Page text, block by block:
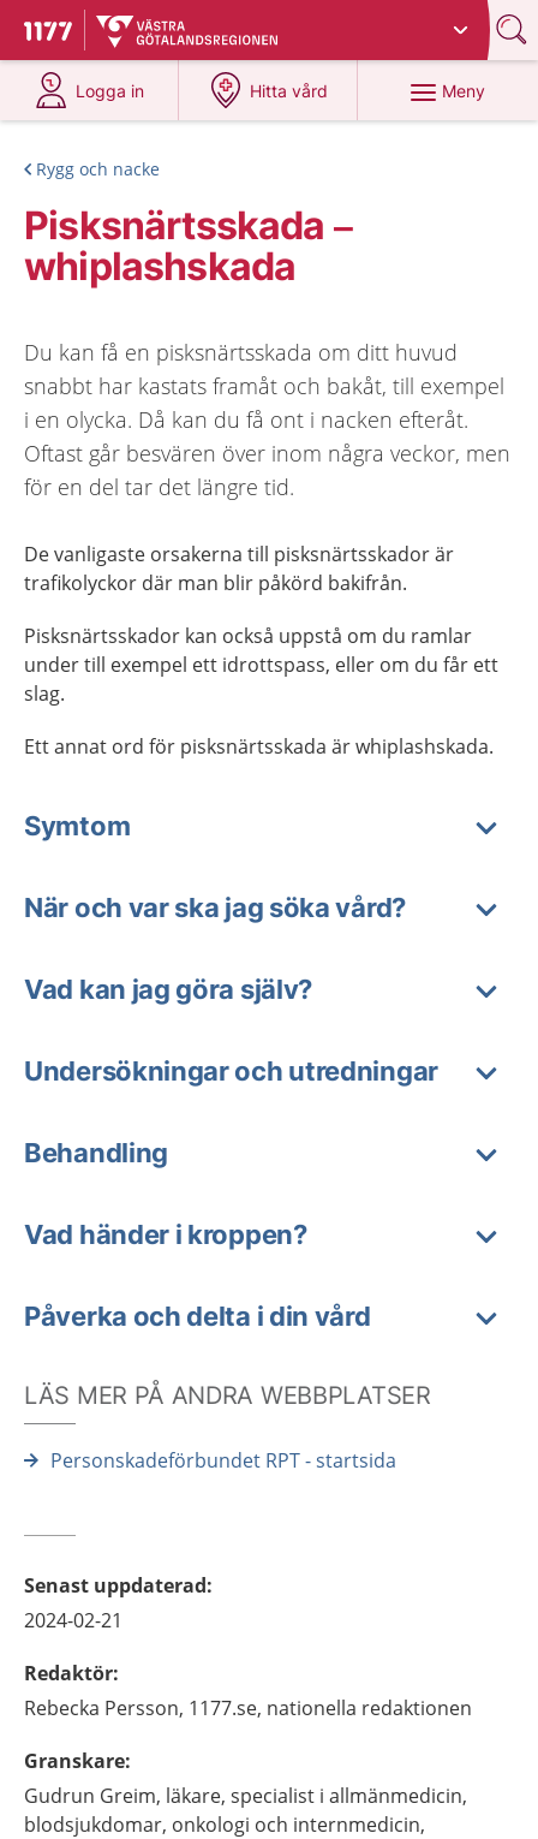
Till startsidan för 1177
Du har valt region
Logga in
på 1177.se
Hitta vård
på 1177.se
Meny
Rygg och nacke
Pisksnärtsskada –
whiplashskada
Du kan få en pisksnärtsskada om ditt huvud
snabbt har kastats framåt och bakåt, till exempel
i en olycka. Då kan du få ont i nacken efteråt.
Oftast går besvären över inom några veckor, men
för en del tar det längre tid.
De vanligaste orsakerna till pisksnärtsskador är
trafikolyckor där man blir påkörd bakifrån.
Pisksnärtsskador kan också uppstå om du ramlar
under till exempel ett idrottspass, eller om du får ett
slag.
Ett annat ord för pisksnärtsskada är whiplashskada.
Symtom
När och var ska jag söka vård?
Vad kan jag göra själv?
Undersökningar och utredningar
Behandling
Vad händer i kroppen?
Påverka och delta i din vård
LÄS MER PÅ ANDRA WEBBPLATSER
Personskadeförbundet RPT - startsida
Senast uppdaterad:
2024-02-21
Redaktör:
Rebecka Persson, 1177.se, nationella redaktionen
Granskare:
Gudrun Greim, läkare, specialist i allmänmedicin,
blodsjukdomar, onkologi och internmedicin,